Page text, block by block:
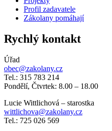
Profil zadavatele
Zákolany pomáhají
Rychlý kontakt
Úřad
obec@zakolany.cz
Tel.: 315 783 214
Pondělí, Čtvrtek: 8.00 – 18.00
Lucie Wittlichová – starostka
wittlichova@zakolany.cz
Tel.: 725 026 569